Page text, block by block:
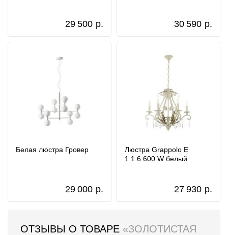
29 500 р. 30 590 р.
Белая люстра Гровер
29 000 р.
Люстра Grappolo E
1.1.6.600 W белый
27 930 р.
ОТЗЫВЫ О ТОВАРЕ «ЗОЛОТИСТАЯ